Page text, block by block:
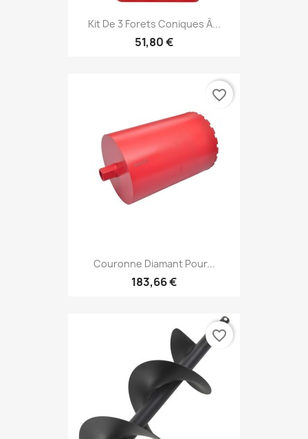
Kit De 3 Forets Coniques À...
51,80 €
Couronne Diamant Pour...
183,66 €
favorite_border
favorite_border